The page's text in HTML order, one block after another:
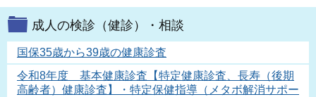
成人の検診（健診）・相談
国保35歳から39歳の健康診査
令和8年度 基本健康診査【特定健康診査、長寿（後期
高齢者）健康診査】・特定保健指導（メタボ解消サポー